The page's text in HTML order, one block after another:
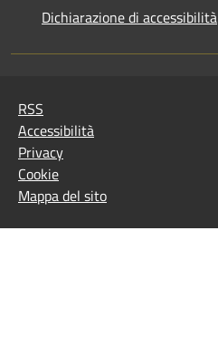
Dichiarazione di accessibilità
RSS
Accessibilità
Privacy
Cookie
Mappa del sito